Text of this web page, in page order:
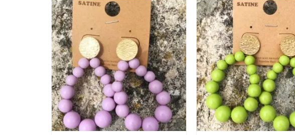
plus
au
plus
ancien